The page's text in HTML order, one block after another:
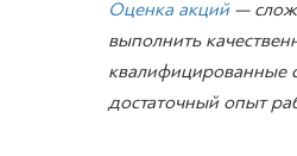
Оценка акций —
выполнить
квалифицированные
достаточный опыт